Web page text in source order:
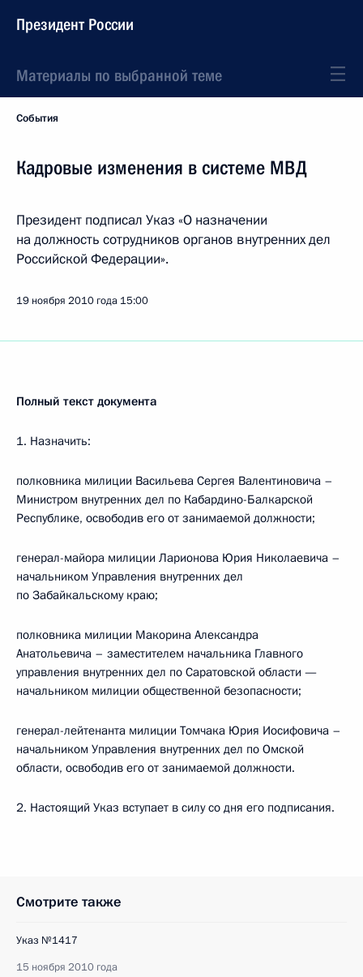
Президент России
Материалы по выбранной теме
События
Кадровые изменения в системе МВД
Президент подписал Указ «О назначении
на должность сотрудников органов внутренних дел
Российской Федерации».
19 ноября 2010 года 15:00
Полный текст документа
1. Назначить:
полковника милиции Васильева Сергея Валентиновича –
Министром внутренних дел по Кабардино-Балкарской
Республике, освободив его от занимаемой должности;
генерал-майора милиции Ларионова Юрия Николаевича –
начальником Управления внутренних дел
по Забайкальскому краю;
полковника милиции Макорина Александра
Анатольевича – заместителем начальника Главного
управления внутренних дел по Саратовской области —
начальником милиции общественной безопасности;
генерал-лейтенанта милиции Томчака Юрия Иосифовича –
начальником Управления внутренних дел по Омской
области, освободив его от занимаемой должности.
2. Настоящий Указ вступает в силу со дня его подписания.
Смотрите также
Указ №1417
15 ноября 2010 года